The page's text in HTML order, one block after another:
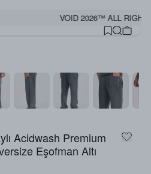
VOID 2026™ ALL
Acidwash Premium
Eşofman Altı